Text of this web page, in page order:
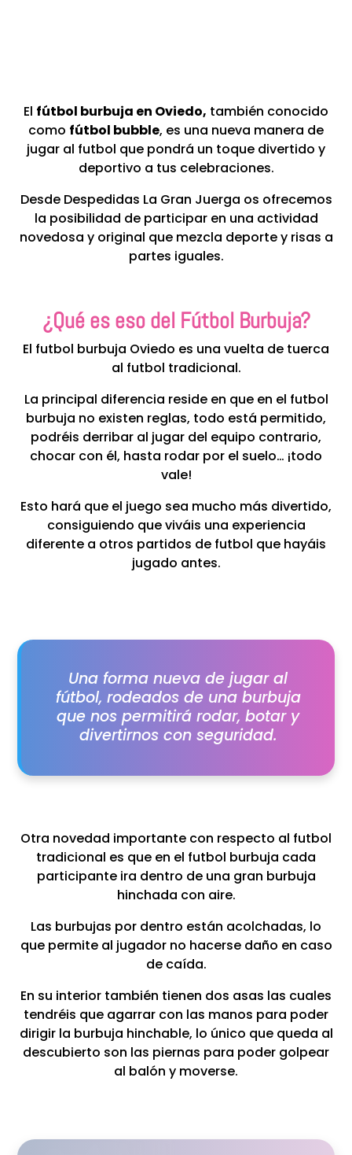
El fútbol burbuja en Oviedo, también conocido
como fútbol bubble, es una nueva manera de
jugar al futbol que pondrá un toque divertido y
deportivo a tus celebraciones.
Desde Despedidas La Gran Juerga os ofrecemos
la posibilidad de participar en una actividad
novedosa y original que mezcla deporte y risas a
partes iguales.
¿Qué es eso del Fútbol Burbuja?
El futbol burbuja Oviedo es una vuelta de tuerca
al futbol tradicional.
La principal diferencia reside en que en el futbol
burbuja no existen reglas, todo está permitido,
podréis derribar al jugar del equipo contrario,
chocar con él, hasta rodar por el suelo… ¡todo
vale!
Esto hará que el juego sea mucho más divertido,
consiguiendo que viváis una experiencia
diferente a otros partidos de futbol que hayáis
jugado antes.
Una forma nueva de jugar al
fútbol, rodeados de una burbuja
que nos permitirá rodar, botar y
divertirnos con seguridad.
Otra novedad importante con respecto al futbol
tradicional es que en el futbol burbuja cada
participante ira dentro de una gran burbuja
hinchada con aire.
Las burbujas por dentro están acolchadas, lo
que permite al jugador no hacerse daño en caso
de caída.
En su interior también tienen dos asas las cuales
tendréis que agarrar con las manos para poder
dirigir la burbuja hinchable, lo único que queda al
descubierto son las piernas para poder golpear
al balón y moverse.